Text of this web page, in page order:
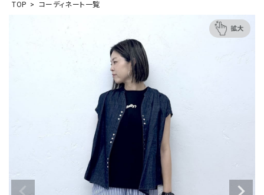
TOP コーディネート一覧